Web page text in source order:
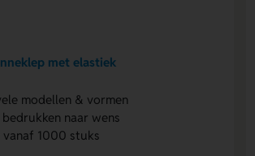
met elastiek
modellen & vormen
naar wens
vanaf 1000 stuks